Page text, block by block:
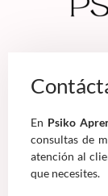
En Psiko
consultas de
atención al
que necesites.